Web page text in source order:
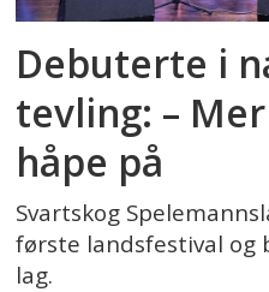
Debuterte i
tevling: –
håpe på
Svartskog
første landsfestival og
lag.